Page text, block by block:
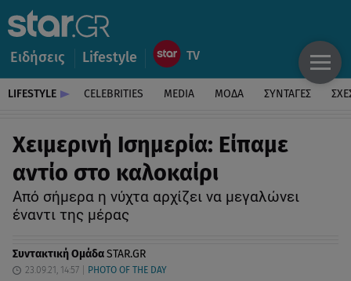
Ειδήσεις Lifestyle
LIFESTYLE CELEBRITIES MEDIA ΜΟΔΑ ΣΥΝΤΑΓΕΣ
Χειμερινή Ισημερία: Είπαμε
αντίο στο καλοκαίρι
Από σήμερα η νύχτα αρχίζει να μεγαλώνει
έναντι της μέρας
Συντακτική ΟμάδαSTAR.GR
23.09.21, 14:57
PHOTO OF THE DAY